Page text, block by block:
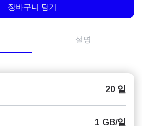
장바구니 담기
설명
20 일
1 GB/일